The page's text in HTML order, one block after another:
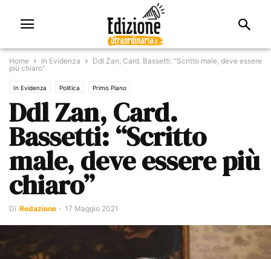
Home In Evidenza
Ddl Zan, Card. Bassetti: “Scritto male, deve essere
più chiaro”
In Evidenza Politica Primo Piano
Ddl Zan, Card.
Bassetti: “Scritto
male, deve essere più
chiaro”
Di Redazione - 17 Maggio 2021